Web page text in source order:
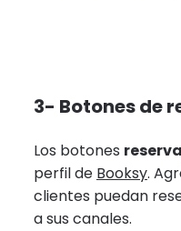
3- Botones de
Los botones
perfil de Booksy.
clientes puedan
a sus canales.